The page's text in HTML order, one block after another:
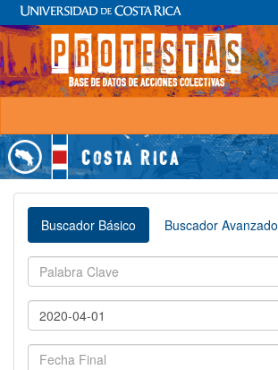
Buscador Básico Buscador Avanzado